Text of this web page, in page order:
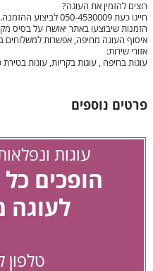
רוצים להזמין את העוגה?
חייגו כעת 050-4530009 לביצוע ההזמנה.
הזמנות שיבוצעו באתר יאושרו על בסיס
איסוף העוגה מחיפה, אפשרות למשלוחים
אזורי שירות:
עוגות בחיפה , עוגות בקריות, עוגות בטירת
פרטים נוספים
עוגות
הופכים כל
לעוגה
טלפון